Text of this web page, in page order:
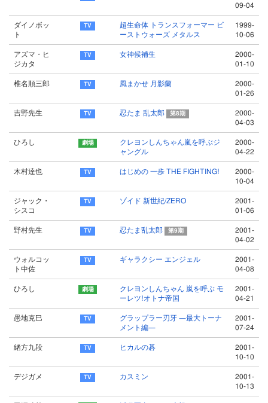
09-04
ダイノボッ
ト
超生命体 トランスフォーマー ビ
ーストウォーズ メタルス
1999-
10-06
アズマ・ヒ
ジカタ
女神候補生
2000-
01-10
椎名順三郎 風まかせ 月影蘭
2000-
01-26
吉野先生 忍たま 乱太郎 第8期
2000-
04-03
ひろし
クレヨンしんちゃん嵐を呼ぶジ
ャングル
2000-
04-22
木村達也 はじめの 一歩 THE FIGHTING!
2000-
10-04
ジャック・
シスコ
ゾイド 新世紀/ZERO
2001-
01-06
野村先生 忍たま乱太郎 第9期
2001-
04-02
ウォルコッ
ト中佐
ギャラクシー エンジェル
2001-
04-08
ひろし
クレヨンしんちゃん 嵐を呼ぶ モ
ーレツ!オトナ帝国
2001-
04-21
愚地克巳
グラップラー刃牙 ―最大トーナ
メント編―
2001-
07-24
緒方九段 ヒカルの碁
2001-
10-10
デジガメ カスミン
2001-
10-13